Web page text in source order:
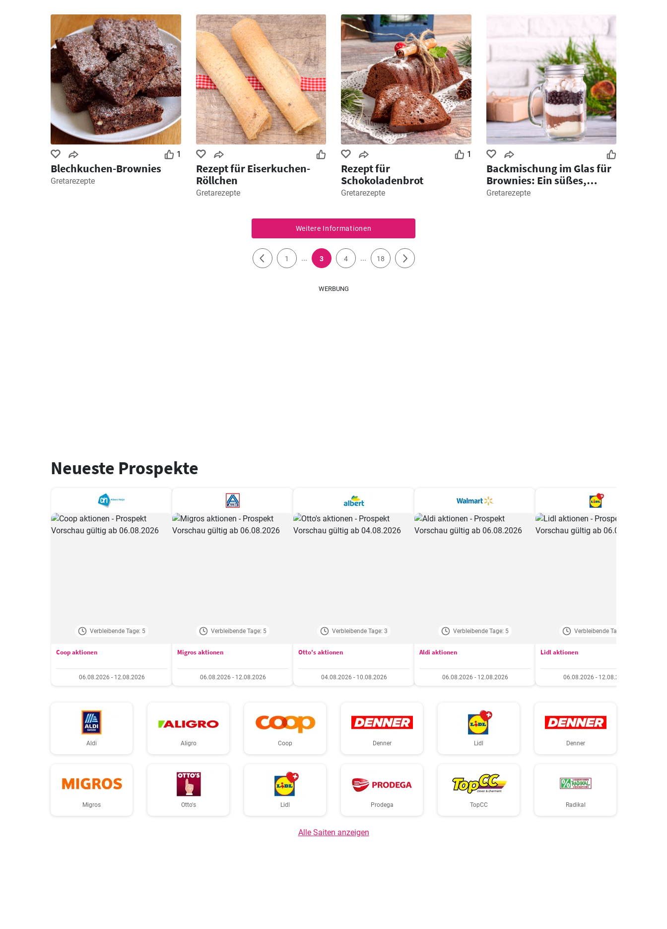
1
Blechkuchen-Brownies
Gretarezepte
Rezept für Eiserkuchen-
Röllchen
Gretarezepte
1
Rezept für
Schokoladenbrot
Gretarezepte
Backmischung im Glas für
Brownies: Ein süßes,
hausgemachtes Geschenk
Gretarezepte
Weitere Informationen
1 ... 3 4 ... 18
WERBUNG
Neueste Prospekte
Verbleibende Tage: 5
Coop aktionen
06.08.2026 - 12.08.2026
Verbleibende Tage: 5
Migros aktionen
06.08.2026 - 12.08.2026
Verbleibende Tage: 3
Otto's aktionen
04.08.2026 - 10.08.2026
Verbleibende Tage: 5
Aldi aktionen
06.08.2026 - 12.08.2026
Verbleibende Tage: 5
Lidl aktionen
06.08.2026 - 12.08.2026
Aldi Aligro Coop Denner Lidl Denner
Migros Otto's Lidl Prodega TopCC Radikal
Alle Saiten anzeigen